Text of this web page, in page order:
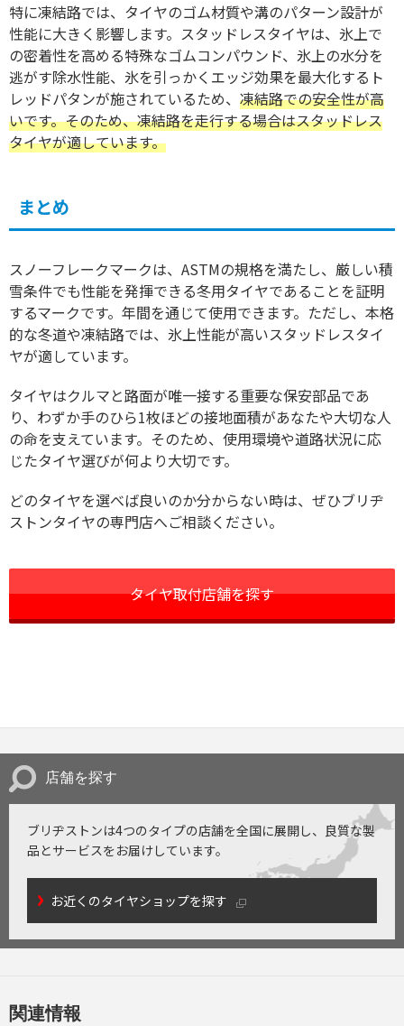
特に凍結路では、タイヤのゴム材質や溝のパターン設計が
性能に大きく影響します。スタッドレスタイヤは、氷上で
の密着性を高める特殊なゴムコンパウンド、氷上の水分を
逃がす除水性能、氷を引っかくエッジ効果を最大化するト
レッドパタンが施されているため、 凍結路での安全性が高
いです。そのため、凍結路を走行する場合はスタッドレス
タイヤが適しています。
まとめ
スノーフレークマークは、ASTMの規格を満たし、厳しい積
雪条件でも性能を発揮できる冬用タイヤであることを証明
するマークです。年間を通じて使用できます。ただし、本格
的な冬道や凍結路では、氷上性能が高いスタッドレスタイ
ヤが適しています。
タイヤはクルマと路面が唯一接する重要な保安部品であ
り、わずか手のひら1枚ほどの接地面積があなたや大切な人
の命を支えています。そのため、使用環境や道路状況に応
じたタイヤ選びが何より大切です。
どのタイヤを選べば良いのか分からない時は、ぜひブリヂ
ストンタイヤの専門店へご相談ください。
タイヤ取付店舗を探す
店舗を探す
ブリヂストンは4つのタイプの店舗を全国に展開し、 良質な製
品とサービスをお届けしています。
お近くのタイヤショップを探す
関連情報